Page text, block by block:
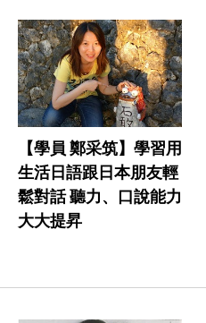
【學員 鄭采筑】學習用
生活日語跟日本朋友輕
鬆對話 聽力、口說能力
大大提昇